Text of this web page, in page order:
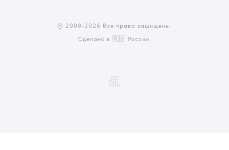
© 2008-2026 Все права защищены.
Сделано в 🇷🇺 России.